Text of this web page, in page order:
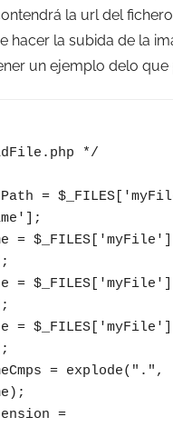
la url del
hacer la subida de la
un ejemplo delo que
*/
=
= $_FILES['myFile']
= $_FILES['myFile']
= $_FILES['myFile']
= explode(".",
=